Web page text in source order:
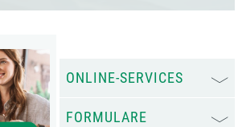
ONLINE-SERVICES
FORMULARE